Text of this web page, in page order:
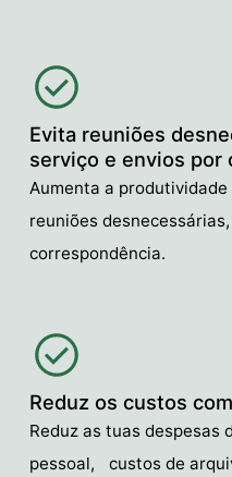
Evita reuniões
serviço e envios por
Aumenta a
reuniões
correspondência.
Reduz os custos
Reduz as tuas despesas
pessoal, custos de